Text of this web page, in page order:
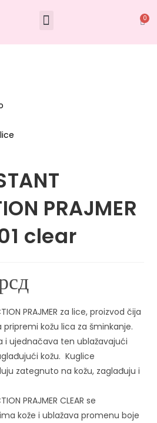
0
PRAJMER
clear
PRAJMER za lice, proizvod čija
kožu lica za šminkanje.
i ujednačava ten ublažavajući
kožu. Kuglice
zategnuto na kožu, zaglađuju i
PRAJMER CLEAR se
kože i ublažava promenu boje